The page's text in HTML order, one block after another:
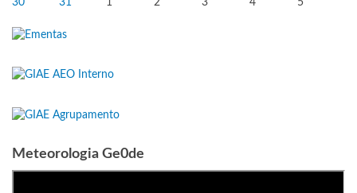
30
31 1 2 3 4 5
Meteorologia Ge0de